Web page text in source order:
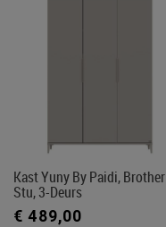
Kast Yuny By Paidi, Brother
Stu, 3-Deurs
€ 489,00